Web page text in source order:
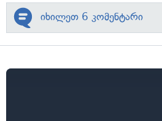
იხილეთ 6 კომენტარი